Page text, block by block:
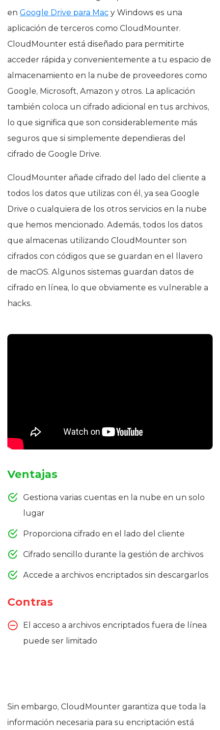
en Google Drive para Mac y Windows es una
aplicación de terceros como CloudMounter.
CloudMounter está diseñado para permitirte
acceder rápida y convenientemente a tu espacio de
almacenamiento en la nube de proveedores como
Google, Microsoft, Amazon y otros. La aplicación
también coloca un cifrado adicional en tus archivos,
lo que significa que son considerablemente más
seguros que si simplemente dependieras del
cifrado de Google Drive.
CloudMounter añade cifrado del lado del cliente a
todos los datos que utilizas con él, ya sea Google
Drive o cualquiera de los otros servicios en la nube
que hemos mencionado. Además, todos los datos
que almacenas utilizando CloudMounter son
cifrados con códigos que se guardan en el llavero
de macOS. Algunos sistemas guardan datos de
cifrado en línea, lo que obviamente es vulnerable a
hacks.
Ventajas
Gestiona varias cuentas en la nube en un solo
lugar
Proporciona cifrado en el lado del cliente
Cifrado sencillo durante la gestión de archivos
Accede a archivos encriptados sin descargarlos
Contras
El acceso a archivos encriptados fuera de línea
puede ser limitado
Sin embargo, CloudMounter garantiza que toda la
información necesaria para su encriptación está